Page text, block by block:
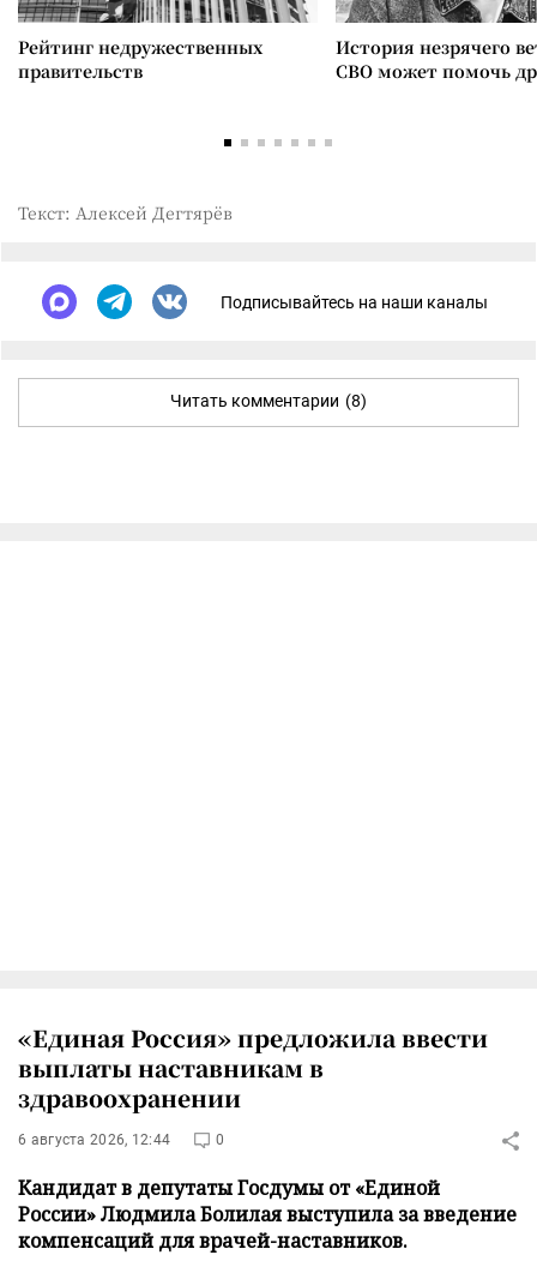
Рейтинг недружественных
правительств
История незрячего
СВО может помочь
Текст: Алексей Дегтярёв
Подписывайтесь на наши каналы
Читать комментарии (8)
«Единая Россия» предложила ввести
выплаты наставникам в
здравоохранении
6 августа 2026, 12:44 0
Кандидат в депутаты Госдумы от «Единой
России» Людмила Болилая выступила за введение
компенсаций для врачей-наставников.